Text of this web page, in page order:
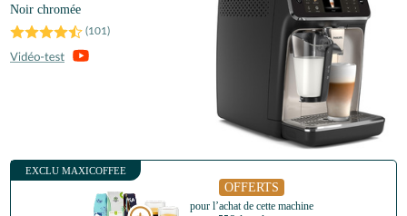
Noir chromée
(101)
EXCLU MAXICOFFEE
OFFERTS
pour l’achat de cette machine